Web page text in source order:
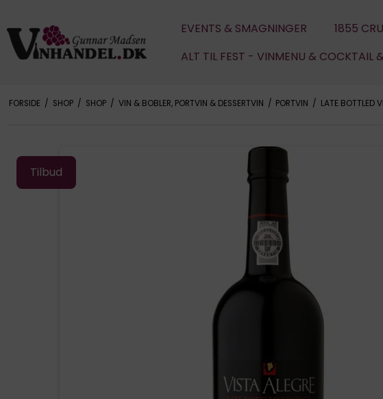
EVENTS & SMAGNINGER 1855
ALT TIL FEST - VINMENU & COCKTAIL
FORSIDE / SHOP / SHOP / VIN & BOBLER, PORTVIN & DESSERTVIN / PORTVIN / LATE BOTTLED
Tilbud